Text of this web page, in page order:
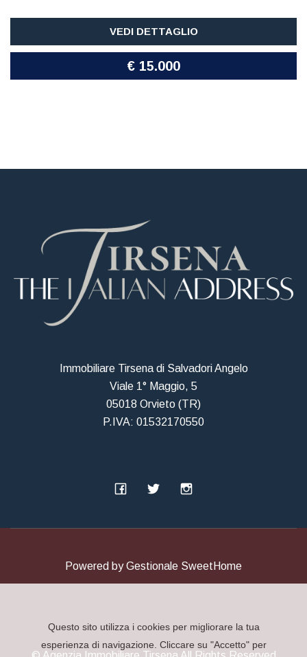
VEDI DETTAGLIO
€ 15.000
Immobiliare Tirsena di Salvadori Angelo
Viale 1° Maggio, 5
05018 Orvieto (TR)
P.IVA: 01532170550
Powered byGestionale SweetHome
Questo sito utilizza i cookies per migliorare la tua
esperienza di navigazione. Cliccare su "Accetto" per